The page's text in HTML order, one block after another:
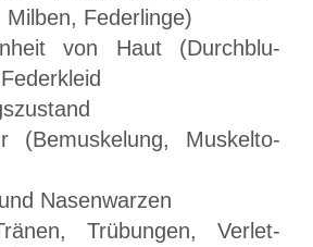
Milben, Federlinge)
von Haut (Durch­blu­
(Bemuskelung, Mus­kel­to­
Nasenwarzen
Trübungen, Ver­let­